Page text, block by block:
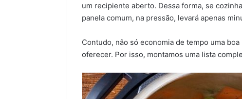
um recipiente aberto. Dessa forma, se
panela comum, na pressão, levará apenas
Contudo, não só economia de tempo uma
oferecer. Por isso, montamos uma lista